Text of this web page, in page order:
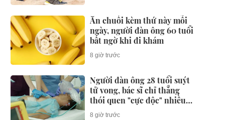
Ăn chuối kèm thứ này mỗi
ngày, người đàn ông 60 tuổi
bất ngờ khi đi khám
8 giờ trước
Người đàn ông 28 tuổi suýt
tử vong, bác sĩ chỉ thẳng
thói quen "cực độc" nhiều
người trẻ xem nhẹ
8 giờ trước